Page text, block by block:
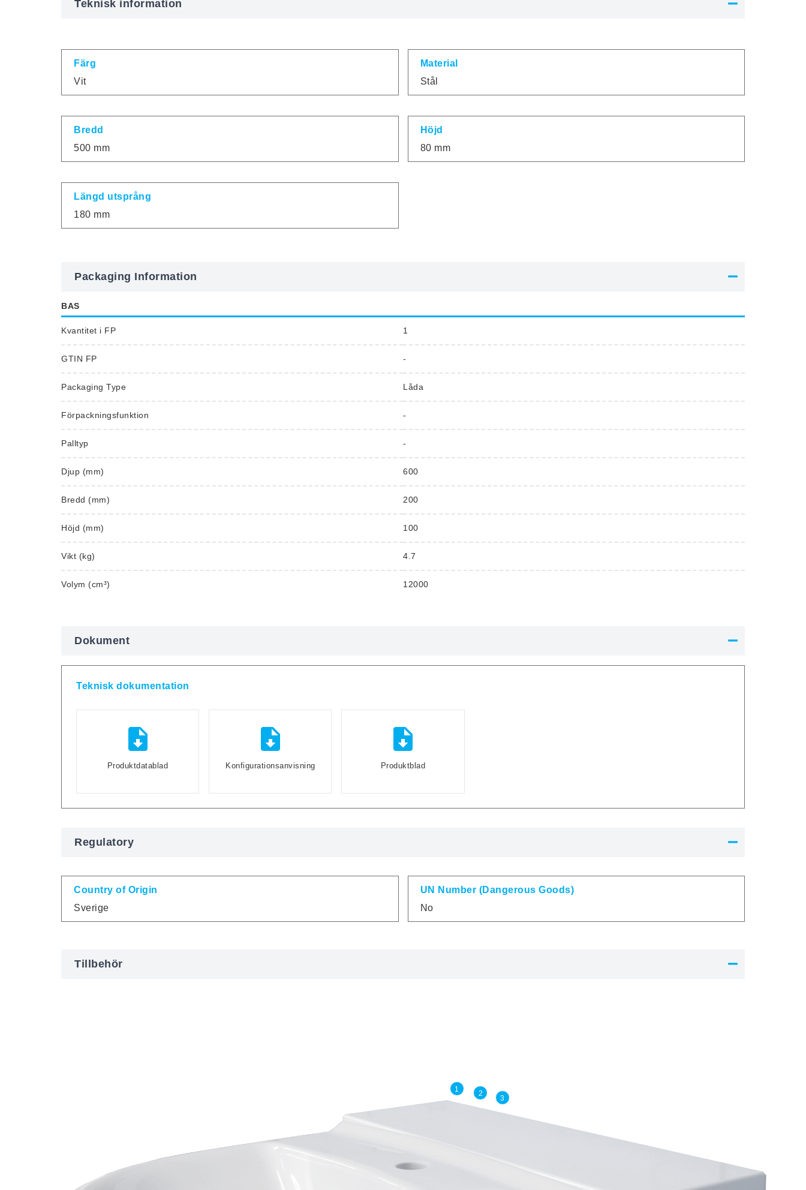
Teknisk information
Färg
Vit
Material
Stål
Bredd
500 mm
Höjd
80 mm
Längd utsprång
180 mm
Packaging Information
BAS
Kvantitet i FP 1
GTIN FP -
Packaging Type Låda
Förpackningsfunktion -
Palltyp -
Djup (mm) 600
Bredd (mm) 200
Höjd (mm) 100
Vikt (kg) 4.7
Volym (cm³) 12000
Dokument
Teknisk dokumentation
Produktdatablad Konfigurationsanvisning Produktblad
Regulatory
Country of Origin
Sverige
UN Number (Dangerous Goods)
No
Tillbehör
1 2
3